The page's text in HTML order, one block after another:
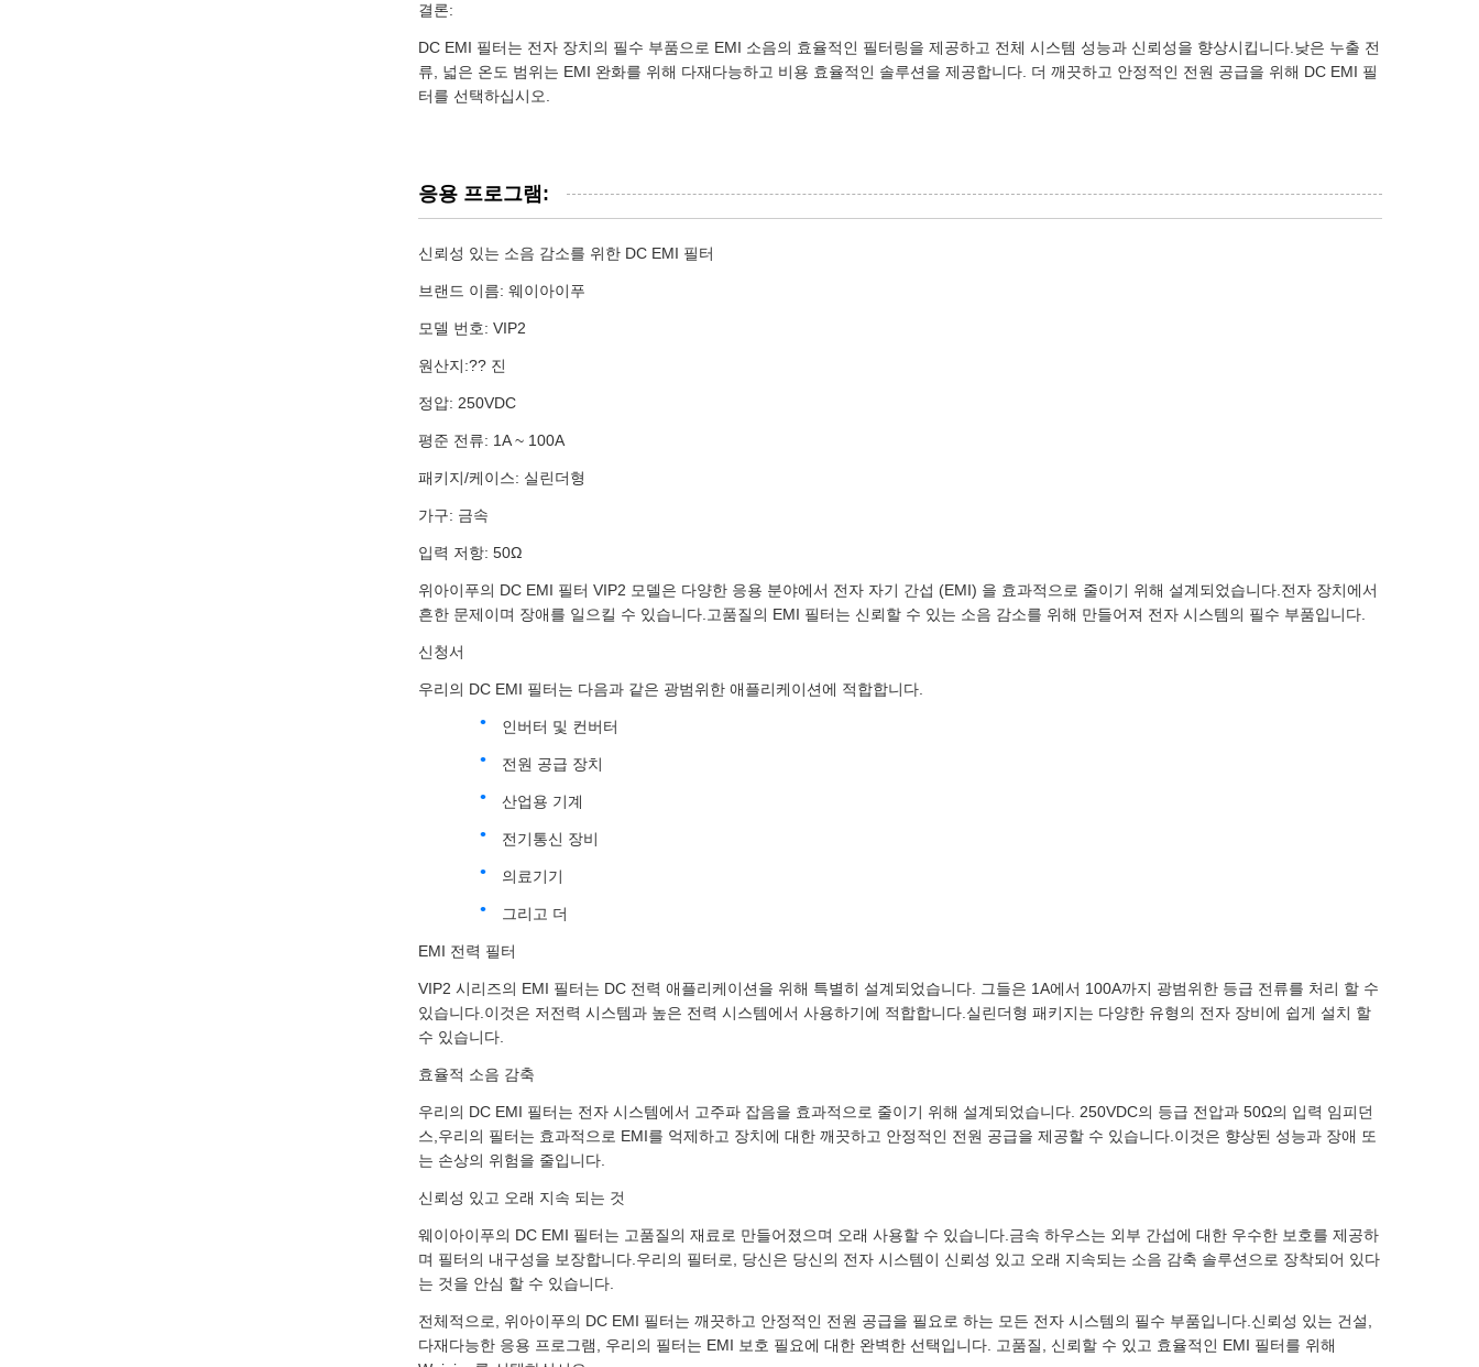
결론:
DC EMI 필터는 전자 장치의 필수 부품으로 EMI 소음의 효율적인 필터링을 제공하고 전체 시스템 성능과 신뢰성을 향상시킵니다.낮은 누출 전
류, 넓은 온도 범위는 EMI 완화를 위해 다재다능하고 비용 효율적인 솔루션을 제공합니다. 더 깨끗하고 안정적인 전원 공급을 위해 DC EMI 필
터를 선택하십시오.
응용 프로그램:
신뢰성 있는 소음 감소를 위한 DC EMI 필터
브랜드 이름: 웨이아이푸
모델 번호: VIP2
원산지:?? 진
정압: 250VDC
평준 전류: 1A ~ 100A
패키지/케이스: 실린더형
가구: 금속
입력 저항: 50Ω
위아이푸의 DC EMI 필터 VIP2 모델은 다양한 응용 분야에서 전자 자기 간섭 (EMI) 을 효과적으로 줄이기 위해 설계되었습니다.전자 장치에서
흔한 문제이며 장애를 일으킬 수 있습니다.고품질의 EMI 필터는 신뢰할 수 있는 소음 감소를 위해 만들어져 전자 시스템의 필수 부품입니다.
신청서
우리의 DC EMI 필터는 다음과 같은 광범위한 애플리케이션에 적합합니다.
인버터 및 컨버터
전원 공급 장치
산업용 기계
전기통신 장비
의료기기
그리고 더
EMI 전력 필터
VIP2 시리즈의 EMI 필터는 DC 전력 애플리케이션을 위해 특별히 설계되었습니다. 그들은 1A에서 100A까지 광범위한 등급 전류를 처리 할 수
있습니다.이것은 저전력 시스템과 높은 전력 시스템에서 사용하기에 적합합니다.실린더형 패키지는 다양한 유형의 전자 장비에 쉽게 설치 할
수 있습니다.
효율적 소음 감축
우리의 DC EMI 필터는 전자 시스템에서 고주파 잡음을 효과적으로 줄이기 위해 설계되었습니다. 250VDC의 등급 전압과 50Ω의 입력 임피던
스,우리의 필터는 효과적으로 EMI를 억제하고 장치에 대한 깨끗하고 안정적인 전원 공급을 제공할 수 있습니다.이것은 향상된 성능과 장애 또
는 손상의 위험을 줄입니다.
신뢰성 있고 오래 지속 되는 것
웨이아이푸의 DC EMI 필터는 고품질의 재료로 만들어졌으며 오래 사용할 수 있습니다.금속 하우스는 외부 간섭에 대한 우수한 보호를 제공하
며 필터의 내구성을 보장합니다.우리의 필터로, 당신은 당신의 전자 시스템이 신뢰성 있고 오래 지속되는 소음 감축 솔루션으로 장착되어 있다
는 것을 안심 할 수 있습니다.
전체적으로, 위아이푸의 DC EMI 필터는 깨끗하고 안정적인 전원 공급을 필요로 하는 모든 전자 시스템의 필수 부품입니다.신뢰성 있는 건설,
다재다능한 응용 프로그램, 우리의 필터는 EMI 보호 필요에 대한 완벽한 선택입니다. 고품질, 신뢰할 수 있고 효율적인 EMI 필터를 위해